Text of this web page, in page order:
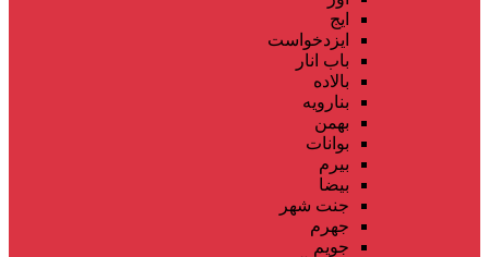
ایج
ایزدخواست
باب انار
بالاده
بنارویه
بهمن
بوانات
بیرم
بیضا
جنت شهر
جهرم
جویم